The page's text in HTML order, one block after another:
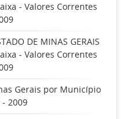
- Valores Correntes
DE MINAS GERAIS
- Valores Correntes
Gerais por Município
- 2009